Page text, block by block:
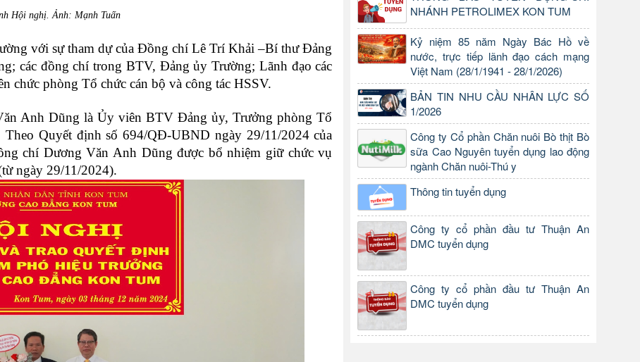
Hội nghị. Ảnh: Mạnh Tuấn
với sự tham dự của Đồng chí Lê Trí Khải –Bí thư Đảng
các đồng chí trong BTV, Đảng ủy Trường; Lãnh đạo các
chức phòng Tổ chức cán bộ và công tác HSSV.
Anh Dũng là Ủy viên BTV Đảng ủy, Trưởng phòng Tổ
Theo Quyết định số694/QĐ-UBND ngày 29/11/2024 của
chí Dương Văn Anh Dũng được bổ nhiệm giữ chức vụ
ngày 29/11/2024).
NHÁNH PETROLIMEX KON TUM
Kỷ niệm 85 năm Ngày Bác Hồ về
nước, trực tiếp lãnh đạo cách mạng
Việt Nam (28/1/1941 - 28/1/2026)
BẢN TIN NHU CẦU NHÂN LỰC SỐ
1/2026
Công ty Cổ phần Chăn nuôi Bò thịt Bò
sữa Cao Nguyên tuyển dụng lao động
ngành Chăn nuôi-Thú y
Thông tin tuyển dụng
Công ty cổ phần đầu tư Thuận An
DMC tuyển dụng
Công ty cổ phần đầu tư Thuận An
DMC tuyển dụng